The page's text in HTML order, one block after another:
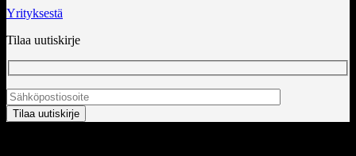
Yrityksestä
Tilaa uutiskirje